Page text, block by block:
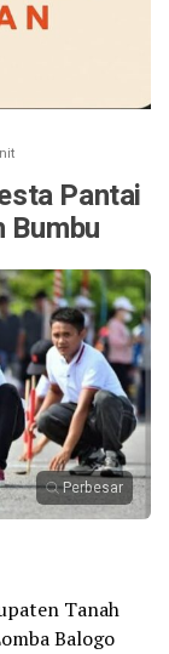
Pantai
Bumbu
Perbesar
Tanah
Balogo